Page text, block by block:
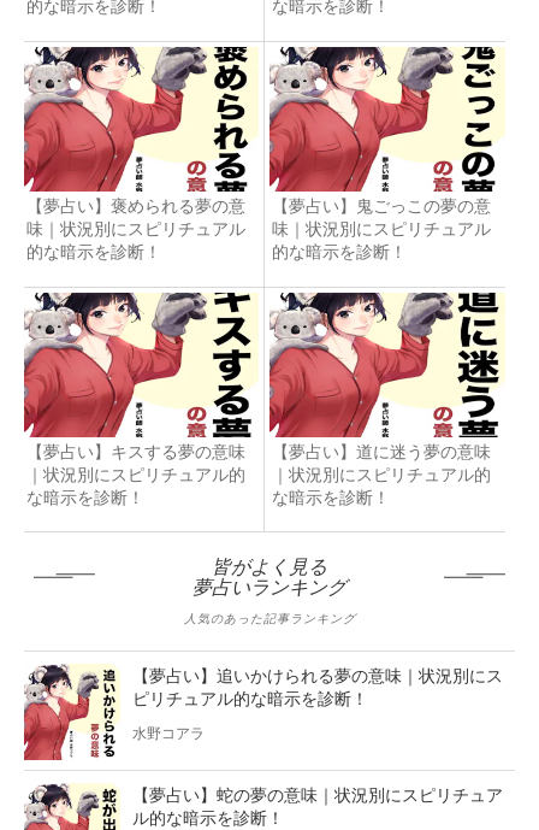
【夢占い】褒められる夢の意
味｜状況別にスピリチュアル
的な暗示を診断！
【夢占い】鬼ごっこの夢の意
味｜状況別にスピリチュアル
的な暗示を診断！
【夢占い】キスする夢の意味
｜状況別にスピリチュアル的
な暗示を診断！
【夢占い】道に迷う夢の意味
｜状況別にスピリチュアル的
な暗示を診断！
皆がよく見る
夢占いランキング
人気のあった記事ランキング
【夢占い】追いかけられる夢の意味｜状況別にス
ピリチュアル的な暗示を診断！
水野コアラ
【夢占い】蛇の夢の意味｜状況別にスピリチュア
ル的な暗示を診断！